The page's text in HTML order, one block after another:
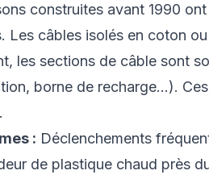
construites avant 1990
Les câbles isolés en coton
les sections de câble sont
borne de recharge...).
: Déclenchements
de plastique chaud près